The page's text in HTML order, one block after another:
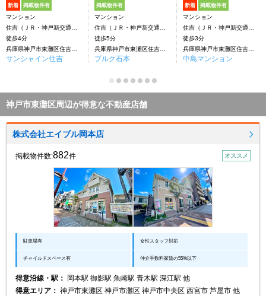
新着 掲載物件有
マンション
徒歩4分
サンシャイン住吉
掲載物件有
マンション
徒歩5分
ブルク石本
新着 掲載物件有
マンション
徒歩3分
中島マンション
神戸市東灘区周辺が得意な不動産店舗
株式会社エイブル岡本店
掲載物件数:882件 オススメ
駐車場有 女性スタッフ対応
チャイルドスペース有 仲介手数料家賃の55%以下
得意沿線・駅：
岡本駅 御影駅 魚崎駅 青木駅 深江駅 他
得意エリア： 神戸市東灘区 神戸市灘区 神戸市中央区 西宮市 芦屋市 他